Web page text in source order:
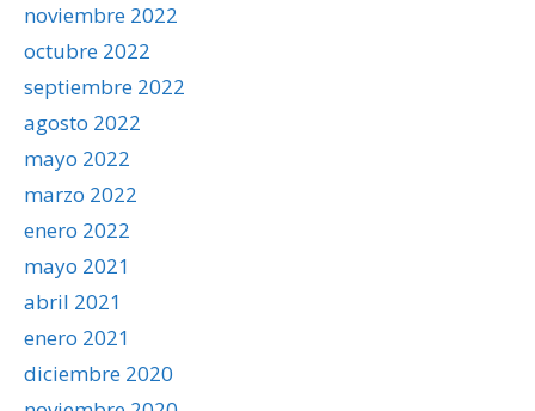
noviembre 2022
octubre 2022
septiembre 2022
agosto 2022
mayo 2022
marzo 2022
enero 2022
mayo 2021
abril 2021
enero 2021
diciembre 2020